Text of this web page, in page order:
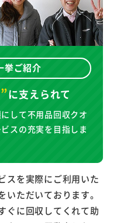
挙ご紹介
に支えられて
して不用品回収クオ
スの充実を目指しま
スを実際にご利用いた
ただいております。
ぐに回収してくれて助